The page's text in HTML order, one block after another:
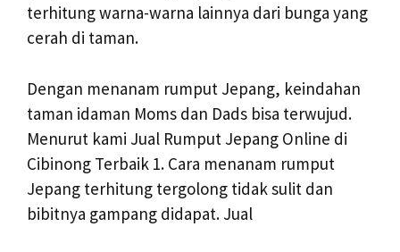
terhitung warna-warna lainnya dari bunga yang
cerah di taman.
Dengan menanam rumput Jepang, keindahan
taman idaman Moms dan Dads bisa terwujud.
Menurut kami Jual Rumput Jepang Online di
Cibinong Terbaik 1. Cara menanam rumput
Jepang terhitung tergolong tidak sulit dan
bibitnya gampang didapat. Jual